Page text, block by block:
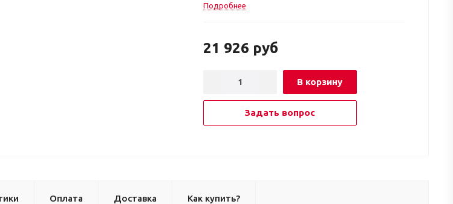
Подробнее
21 926 руб
В корзину
Задать вопрос
Оплата Доставка Как купить?